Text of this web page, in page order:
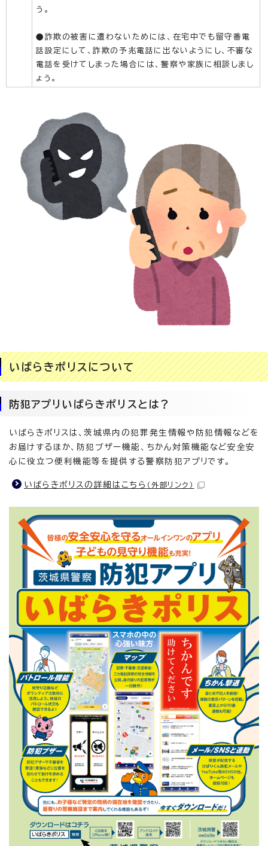
う。
●詐欺の被害に遭わないためには、在宅中でも留守番電
話設定にして、詐欺の予兆電話に出ないようにし、不審な
電話を受けてしまった場合には、警察や家族に相談しまし
ょう。
いばらきポリスについて
防犯アプリいばらきポリスとは？
いばらきポリスは、茨城県内の犯罪発生情報や防犯情報などを
お届けするほか、防犯ブザー機能、ちかん対策機能など安全安
心に役立つ便利機能等を提供する警察防犯アプリです。
いばらきポリスの詳細はこちら （外部リンク）